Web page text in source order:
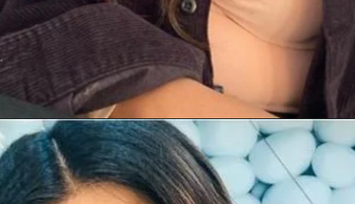
Opening https://gazetapost.com/salman-khan-charge-rs-1000-crore-for-hosting-bigg-boss-16/57822/